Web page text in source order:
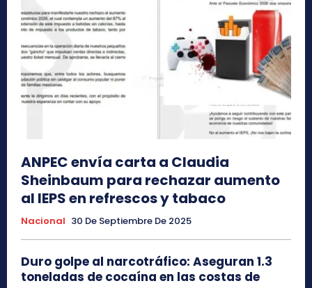
ANPEC envía carta a Claudia
Sheinbaum para rechazar aumento
al IEPS en refrescos y tabaco
Nacional 30 De Septiembre De 2025
Duro golpe al narcotráfico: Aseguran 1.3
toneladas de cocaína en las costas de